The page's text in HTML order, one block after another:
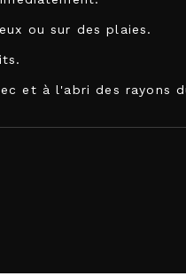
ou sur des plaies.
et à l'abri des rayons